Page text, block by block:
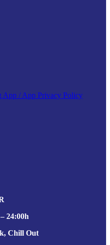
App / App Privacy Policy
24:00h
Chill Out